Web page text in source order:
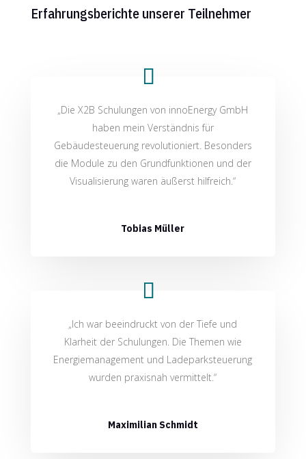
Erfahrungsberichte unserer Teilnehmer
„Die X2B Schulungen von innoEnergy GmbH
haben mein Verständnis für
Gebäudesteuerung revolutioniert. Besonders
die Module zu den Grundfunktionen und der
Visualisierung waren äußerst hilfreich.“
Tobias Müller
„Ich war beeindruckt von der Tiefe und
Klarheit der Schulungen. Die Themen wie
Energiemanagement und Ladeparksteuerung
wurden praxisnah vermittelt.“
Maximilian Schmidt